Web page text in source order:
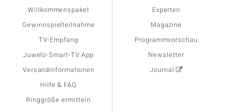
Willkommenspaket
Gewinnspielteilnahme
TV-Empfang
Juwelo-Smart-TV App
Versandinformationen
Hilfe & FAQ
Ringgröße ermitteln
Experten
Magazine
Programmvorschau
Newsletter
Journal